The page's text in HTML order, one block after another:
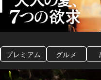
プレミアム グルメ